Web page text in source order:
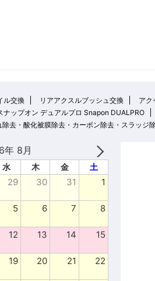
ル交換 リアアクスルブッシュ交換
アク
ップオン デュアルプロ Snapon DUALPRO
去・酸化被膜除去・カーボン除去・スラッジ
年 8月
水 木 金 土
29 30 31 1
5 6 7 8
12 13 14 15
19 20 21 22